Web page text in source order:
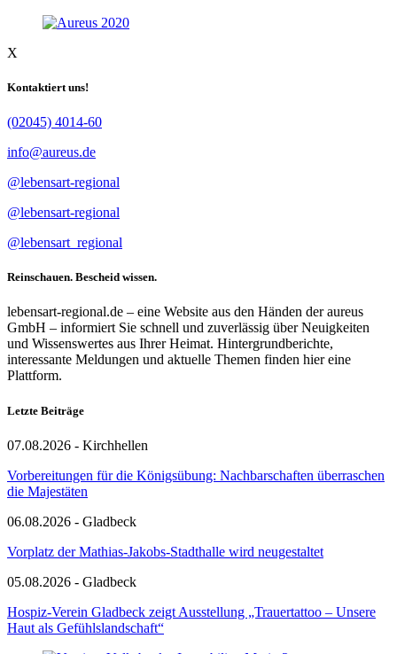
X
Kontaktiert uns!
(02045) 4014-60
info@aureus.de
@lebensart-regional
@lebensart-regional
@lebensart_regional
Reinschauen. Bescheid wissen.
lebensart-regional.de – eine Website aus den Händen der aureus
GmbH – informiert Sie schnell und zuverlässig über Neuigkeiten
und Wissenswertes aus Ihrer Heimat. Hintergrundberichte,
interessante Meldungen und aktuelle Themen finden hier eine
Plattform.
Letzte Beiträge
07.08.2026 - Kirchhellen
Vorbereitungen für die Königsübung: Nachbarschaften überraschen
die Majestäten
06.08.2026 - Gladbeck
Vorplatz der Mathias-Jakobs-Stadthalle wird neugestaltet
05.08.2026 - Gladbeck
Hospiz-Verein Gladbeck zeigt Ausstellung „Trauertattoo – Unsere
Haut als Gefühlslandschaft“